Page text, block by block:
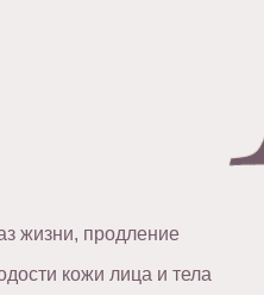
жизни, продление
кожи лица и тела